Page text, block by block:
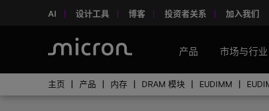
AI 设计工具 博客 投资者关系 加入我们
产品 市场与行业
主页 产品 内存 DRAM 模块 EUDIMM